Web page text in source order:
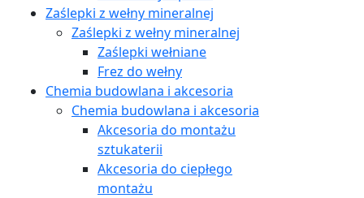
Zaślepki z wełny mineralnej
Zaślepki z wełny mineralnej
Zaślepki wełniane
Frez do wełny
Chemia budowlana i akcesoria
Chemia budowlana i akcesoria
Akcesoria do montażu
sztukaterii
Akcesoria do ciepłego
montażu